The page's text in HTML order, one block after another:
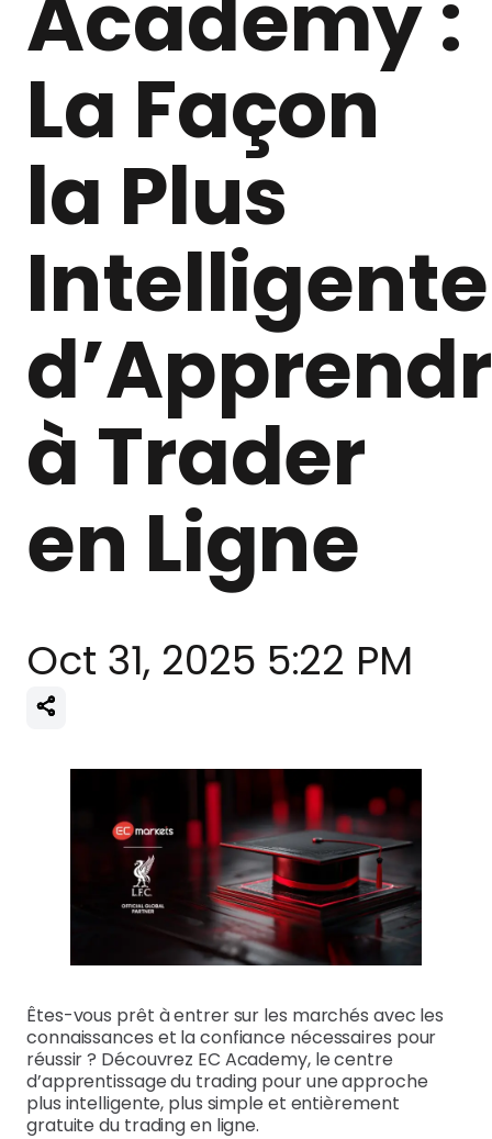
Academy :
La Façon
la Plus
Intelligente
à Trader
en Ligne
Oct 31, 2025 5:22 PM
Êtes-vous prêt à entrer sur les marchés avec les
connaissances et la confiance nécessaires pour
réussir ? Découvrez EC Academy, le centre
d’apprentissage du trading pour une approche
plus intelligente, plus simple et entièrement
gratuite du trading en ligne.